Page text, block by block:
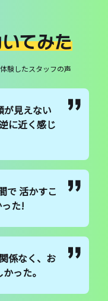
てみた
験したスタッフの声
が見えない
に近く感じ
で 活かすこ
た!
係なく、お
った。